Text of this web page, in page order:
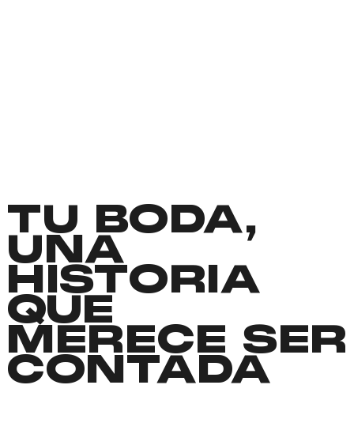
TU BODA,
UNA
HISTORIA
QUE
MERECE SER
CONTADA